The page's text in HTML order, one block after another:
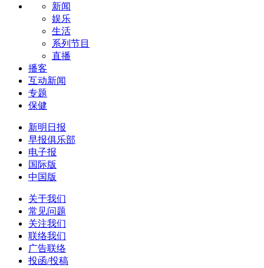
新闻
娱乐
生活
系列节目
直播
播客
互动新闻
专题
保健
新明日报
早报俱乐部
电子报
国际版
中国版
关于我们
常见问题
关注我们
联络我们
广告联络
投函/投稿